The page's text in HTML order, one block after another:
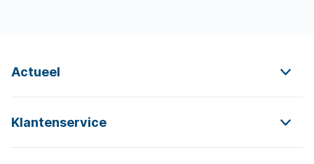
Actueel
Klantenservice